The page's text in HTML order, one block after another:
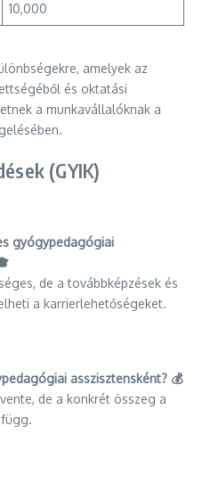
10,000
amelyek az
és oktatási
a munkavállalóknak a
(GYIK)
gyógypedagógiai
de a továbbképzések és
a karrierlehetőségeket.
asszisztensként? 💰
de a konkrét összeg a